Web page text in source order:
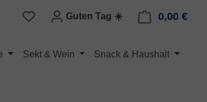
Guten Tag ☀️ 0,00 €
Sekt & Wein Snack & Haushalt